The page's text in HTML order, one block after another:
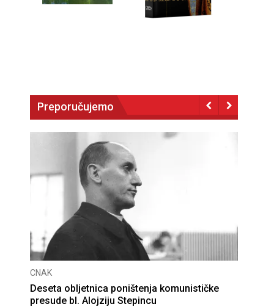
Preporučujemo
CNAK
Deseta obljetnica poništenja komunističke
presude bl. Alojziju Stepincu